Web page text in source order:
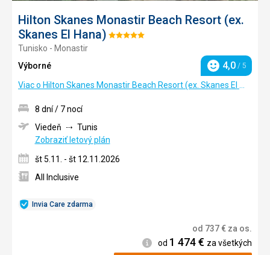
Hilton Skanes Monastir Beach Resort (ex.
Skanes El Hana) Hodnotenie:
Tunisko - Monastir
Výborné
Hodnotenie
4,0 / 5
Invia Care zdarma
8 dní / 7 nocí
Viedeň
Tunis
Zobraziť letový plán
št 5.11. - št 12.11.2026
All Inclusive
od 737€ za os.
Informácie
od 1 474€ za všetkých